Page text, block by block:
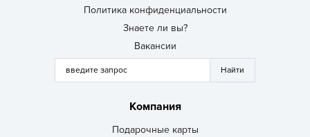
Политика конфиденциальности
Знаете ли вы?
Вакансии
Компания
Подарочные карты